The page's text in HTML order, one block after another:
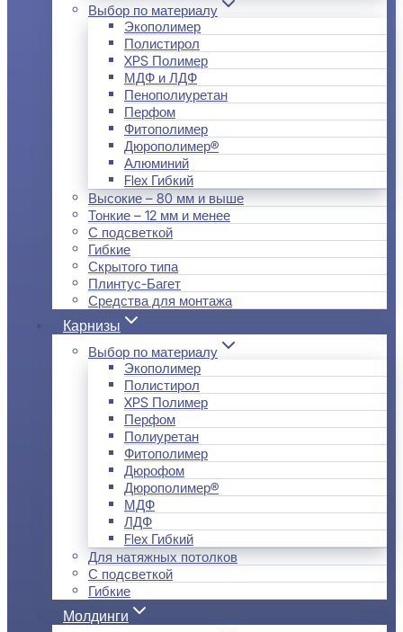
Выбор по материалу
Экополимер
Полистирол
XPS Полимер
МДФ и ЛДФ
Пенополиуретан
Перфом
Фитополимер
Дюрополимер®
Алюминий
Flex Гибкий
Высокие – 80 мм и выше
Тонкие – 12 мм и менее
С подсветкой
Гибкие
Скрытого типа
Плинтус-Багет
Средства для монтажа
Карнизы
Выбор по материалу
Экополимер
Полистирол
XPS Полимер
Перфом
Полиуретан
Фитополимер
Дюрофом
Дюрополимер®
МДФ
ЛДФ
Flex Гибкий
Для натяжных потолков
С подсветкой
Гибкие
Молдинги